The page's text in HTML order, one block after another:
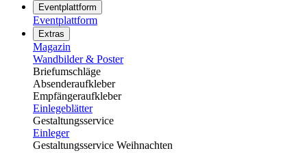
Eventplattform
Eventplattform
Extras
Magazin
Wandbilder & Poster
Briefumschläge
Absenderaufkleber
Empfängeraufkleber
Einlegeblätter
Gestaltungsservice
Einleger
Gestaltungsservice Weihnachten